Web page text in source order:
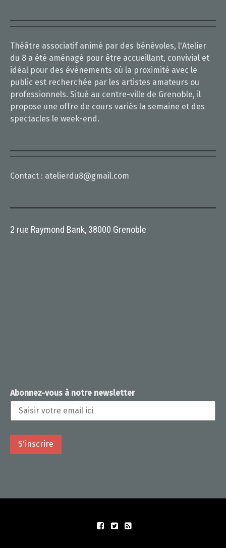
Théâtre associatif animé par des bénévoles, l'Atelier
du 8 a été aménagé pour être accueillant, convivial et
idéal pour des évènements où la proximité avec le
public est recherchée par les artistes amateurs ou
professionnels. Situé au centre-ville de Grenoble, il
propose une offre de cours variés la semaine et des
spectacles le week-end.
Contact : atelierdu8@gmail.com
2 rue Raymond Bank, 38000 Grenoble
Abonnez-vous à notre newsletter